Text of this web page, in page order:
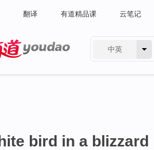
翻译 有道精品课 云笔记
中英
bird in a blizzard